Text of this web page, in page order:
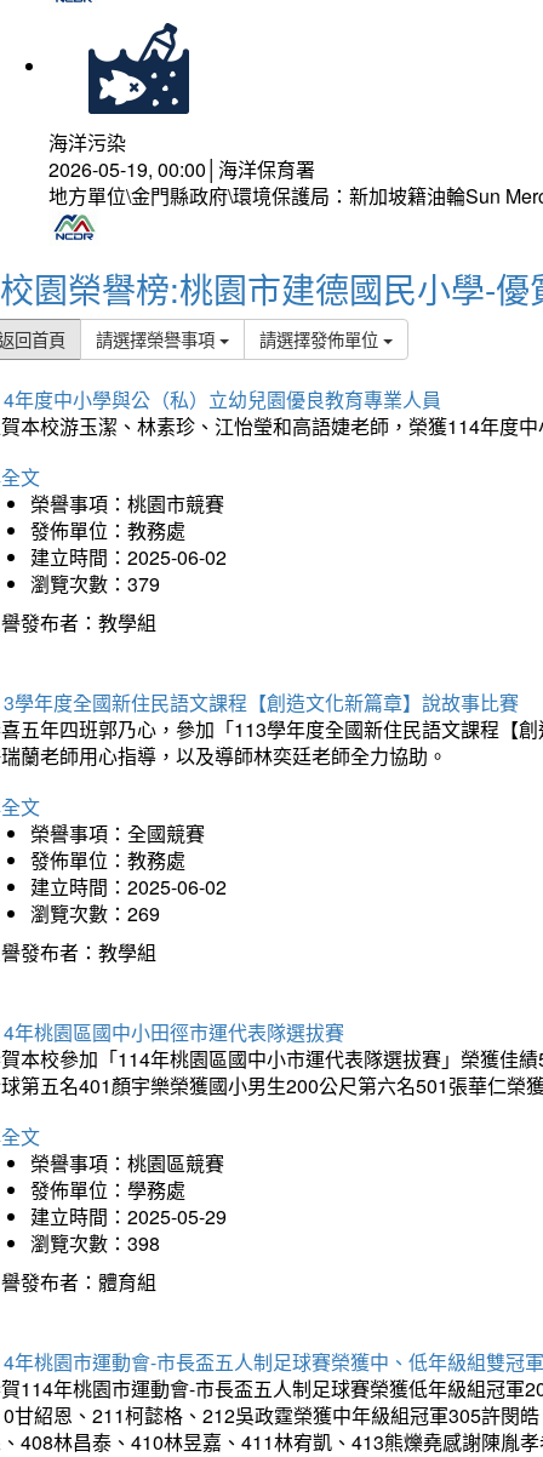
海洋污染
2026-05-19, 00:00│海洋保育署
地方單位\金門縣政府\環境保護局：新加坡籍油輪Sun
校園榮譽榜:桃園市建德國民小學-優
回首頁 請選擇榮譽事項 請選擇發佈單位
年度中小學與公（私）立幼兒園優良教育專業人員
本校游玉潔、林素珍、江怡瑩和高語婕老師，榮獲114年度
文
榮譽事項：桃園市競賽
發佈單位：教務處
建立時間：2025-06-02
瀏覽次數：379
發布者：教學組
學年度全國新住民語文課程【創造文化新篇章】說故事比賽
五年四班郭乃心，參加「113學年度全國新住民語文課程【
蘭老師用心指導，以及導師林奕廷老師全力協助。
文
榮譽事項：全國競賽
發佈單位：教務處
建立時間：2025-06-02
瀏覽次數：269
發布者：教學組
年桃園區國中小田徑市運代表隊選拔賽
本校參加「114年桃園區國中小市運代表隊選拔賽」榮獲佳
第五名401顏宇樂榮獲國小男生200公尺第六名501張華仁
文
榮譽事項：桃園區競賽
發佈單位：學務處
建立時間：2025-05-29
瀏覽次數：398
發布者：體育組
年桃園市運動會-市長盃五人制足球賽榮獲中、低年級組雙冠軍
114年桃園市運動會-市長盃五人制足球賽榮獲低年級組冠
甘紹恩、211柯懿格、212吳政霆榮獲中年級組冠軍305許閔
408林昌泰、410林昱嘉、411林宥凱、413熊爍堯感謝陳胤